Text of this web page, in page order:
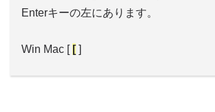
Enterキーの左にあります。
Win Mac [ []